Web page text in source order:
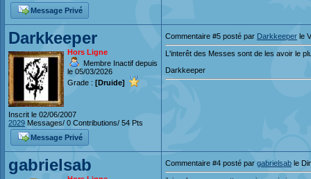
Message Privé
Darkkeeper
Hors Ligne
Membre Inactif depuis
le 05/03/2026
Grade : [Druide]
Inscrit le 02/06/2007
2029 Messages/ 0 Contributions/ 54 Pts
Message Privé
Commentaire #5 posté par Darkkeeper le
L'interêt des Messes sont de les avoir le
Darkkeeper
gabrielsab Commentaire #4 posté par gabrielsab le